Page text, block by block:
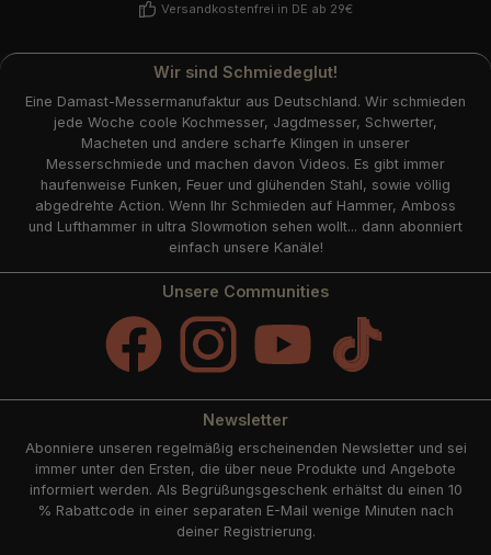
Versandkostenfrei in DE ab 29€
Wir sind Schmiedeglut!
Eine Damast-Messermanufaktur aus Deutschland. Wir schmieden
jede Woche coole Kochmesser, Jagdmesser, Schwerter,
Macheten und andere scharfe Klingen in unserer
Messerschmiede und machen davon Videos. Es gibt immer
haufenweise Funken, Feuer und glühenden Stahl, sowie völlig
abgedrehte Action. Wenn Ihr Schmieden auf Hammer, Amboss
und Lufthammer in ultra Slowmotion sehen wollt... dann abonniert
einfach unsere Kanäle!
Unsere Communities
Facebook Instagram YouTube TikTok
Newsletter
Abonniere unseren regelmäßig erscheinenden Newsletter und sei
immer unter den Ersten, die über neue Produkte und Angebote
informiert werden. Als Begrüßungsgeschenk erhältst du einen 10
% Rabattcode in einer separaten E-Mail wenige Minuten nach
deiner Registrierung.